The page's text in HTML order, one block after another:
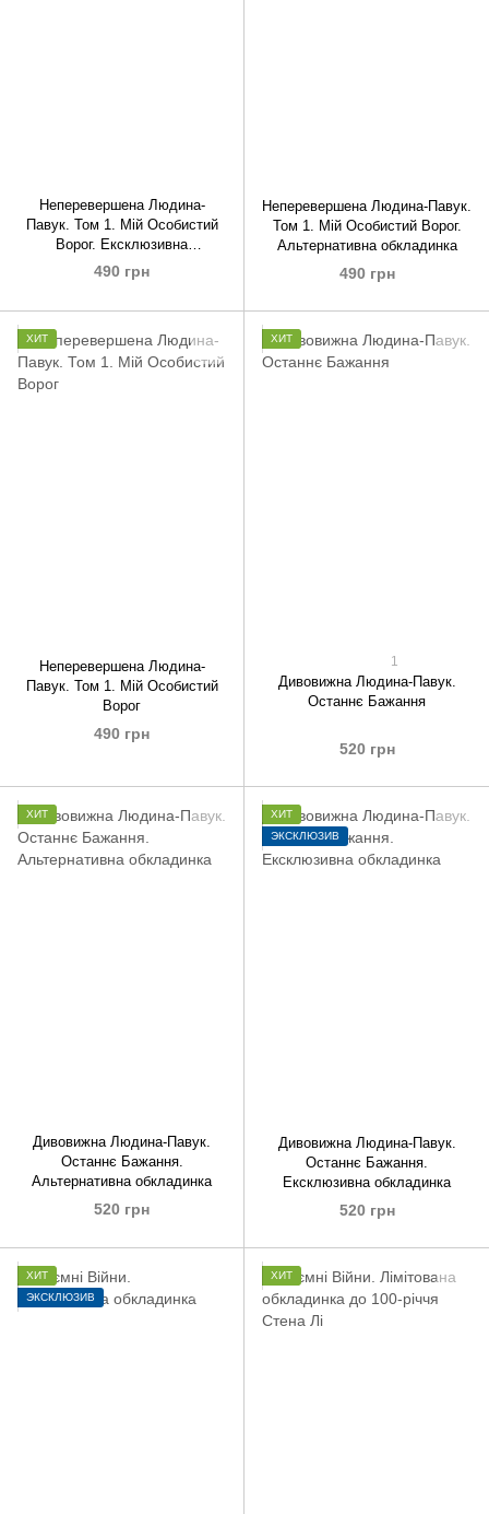
Неперевершена Людина-
Павук. Том 1. Мій Особистий
Ворог. Ексклюзивна
обкладинка
490 грн
Неперевершена Людина-Павук.
Том 1. Мій Особистий Ворог.
Альтернативна обкладинка
490 грн
ХИТ
Неперевершена Людина-
Павук. Том 1. Мій Особистий
Ворог
490 грн
ХИТ
1
Дивовижна Людина-Павук.
Останнє Бажання
520 грн
ХИТ
Дивовижна Людина-Павук.
Останнє Бажання.
Альтернативна обкладинка
520 грн
ХИТ
ЭКСКЛЮЗИВ
Дивовижна Людина-Павук.
Останнє Бажання.
Ексклюзивна обкладинка
520 грн
ХИТ
ЭКСКЛЮЗИВ
ХИТ